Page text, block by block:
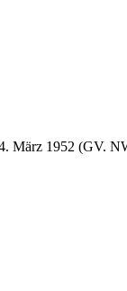
März 1952 (GV.